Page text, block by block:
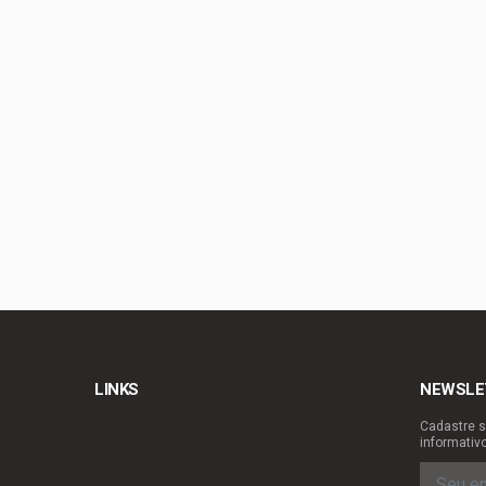
LINKS
Cadastre